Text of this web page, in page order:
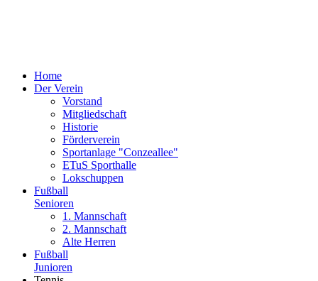
Home
Der Verein
Vorstand
Mitgliedschaft
Historie
Förderverein
Sportanlage "Conzeallee"
ETuS Sporthalle
Lokschuppen
Fußball
Senioren
1. Mannschaft
2. Mannschaft
Alte Herren
Fußball
Junioren